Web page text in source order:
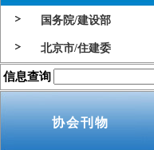
国务院/建设部
北京市/住建委
信息查询
协会刊物